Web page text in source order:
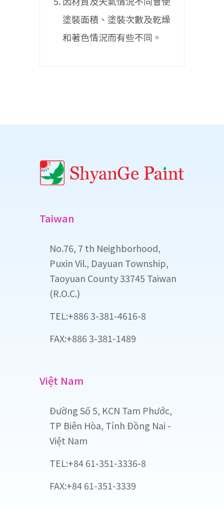
塗裝面積、塗裝次數及乾燥
和著色情況而有些不同。
Taiwan
No.76, 7 th Neighborhood,
Puxin Vil., Dayuan Township,
Taoyuan County 33745 Taiwan
(R.O.C.)
TEL:+886 3-381-4616-8
FAX:+886 3-381-1489
Việt Nam
Đường Số 5, KCN Tam Phước,
TP Biên Hòa, Tỉnh Đồng Nai -
Việt Nam
TEL:+84 61-351-3336-8
FAX:+84 61-351-3339